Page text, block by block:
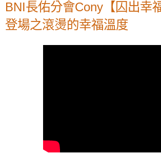
BNI長佑分會Cony【囚出幸
登場之滾燙的幸福溫度